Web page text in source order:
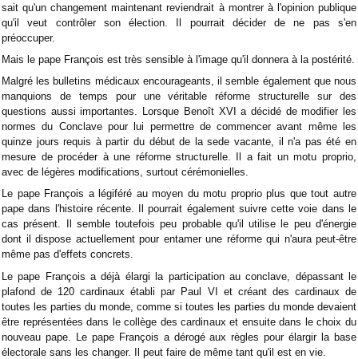
sait qu'un changement maintenant reviendrait à montrer à l'opinion publique
qu'il veut contrôler son élection. Il pourrait décider de ne pas s'en
préoccuper.
Mais le pape François est très sensible à l'image qu'il donnera à la postérité.
Malgré les bulletins médicaux encourageants, il semble également que nous
manquions de temps pour une véritable réforme structurelle sur des
questions aussi importantes. Lorsque Benoît XVI a décidé de modifier les
normes du Conclave pour lui permettre de commencer avant même les
quinze jours requis à partir du début de la sede vacante, il n'a pas été en
mesure de procéder à une réforme structurelle. Il a fait un motu proprio,
avec de légères modifications, surtout cérémonielles.
Le pape François a légiféré au moyen du motu proprio plus que tout autre
pape dans l'histoire récente. Il pourrait également suivre cette voie dans le
cas présent. Il semble toutefois peu probable qu'il utilise le peu d'énergie
dont il dispose actuellement pour entamer une réforme qui n'aura peut-être
même pas d'effets concrets.
Le pape François a déjà élargi la participation au conclave, dépassant le
plafond de 120 cardinaux établi par Paul VI et créant des cardinaux de
toutes les parties du monde, comme si toutes les parties du monde devaient
être représentées dans le collège des cardinaux et ensuite dans le choix du
nouveau pape. Le pape François a dérogé aux règles pour élargir la base
électorale sans les changer. Il peut faire de même tant qu'il est en vie.